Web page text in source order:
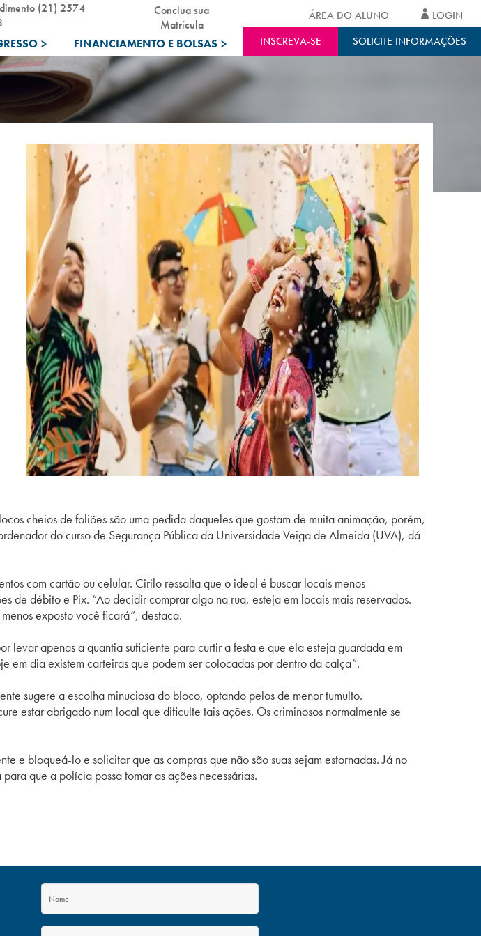
> FINANCIAMENTO E BOLSAS >
(21) 2574
Conclua sua
Matrícula
INSCREVA-SE SOLICITE INFORMAÇÕES
ÁREA DO ALUNO LOGIN
cheios de foliões são uma pedida daqueles que gostam de muita animação, porém,
do curso de Segurança Pública da Universidade Veiga de Almeida (UVA), dá
com cartão ou celular. Cirilo ressalta que o ideal é buscar locais menos
de débito e Pix. “Ao decidir comprar algo na rua, esteja em locais mais reservados.
exposto você ficará”, destaca.
apenas a quantia suficiente para curtir a festa e que ela esteja guardada em
em dia existem carteiras que podem ser colocadas por dentro da calça”.
sugere a escolha minuciosa do bloco, optando pelos de menor tumulto.
estar abrigado num local que dificulte tais ações. Os criminosos normalmente se
e bloqueá-lo e solicitar que as compras que não são suas sejam estornadas. Já no
que a polícia possa tomar as ações necessárias.